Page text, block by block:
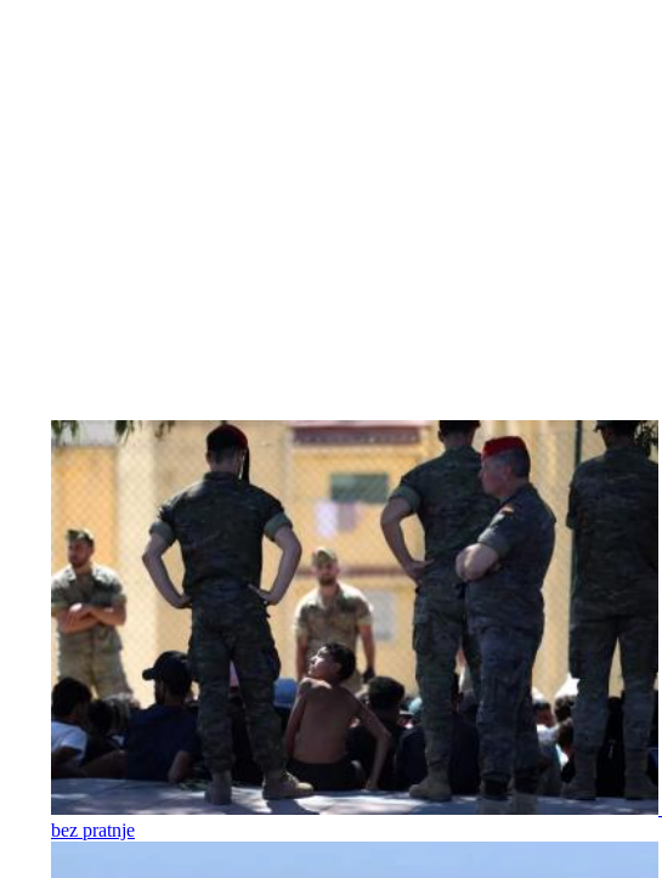
bez pratnje